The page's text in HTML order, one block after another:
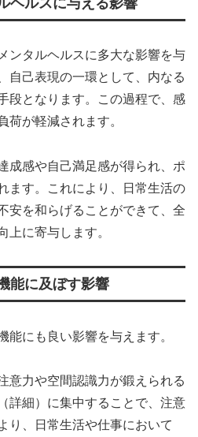
ンタルヘルスに多大な影響を与
自己表現の一環として、内なる
段となります。この過程で、感
荷が軽減されます。
成感や自己満足感が得られ、ポ
ます。これにより、日常生活の
安を和らげることができて、全
上に寄与します。
能に及ぼす影響
にも良い影響を与えます。
意力や空間認識力が鍛えられる
詳細）に集中することで、注意
り、日常生活や仕事において